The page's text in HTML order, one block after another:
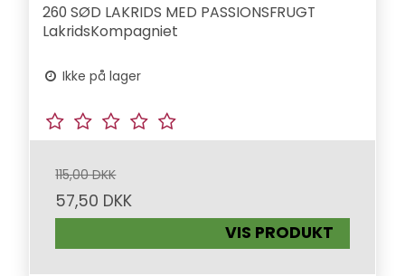
260 SØD LAKRIDS MED PASSIONSFRUGT
LakridsKompagniet
Ikke på lager
115,00 DKK
57,50 DKK
VIS PRODUKT